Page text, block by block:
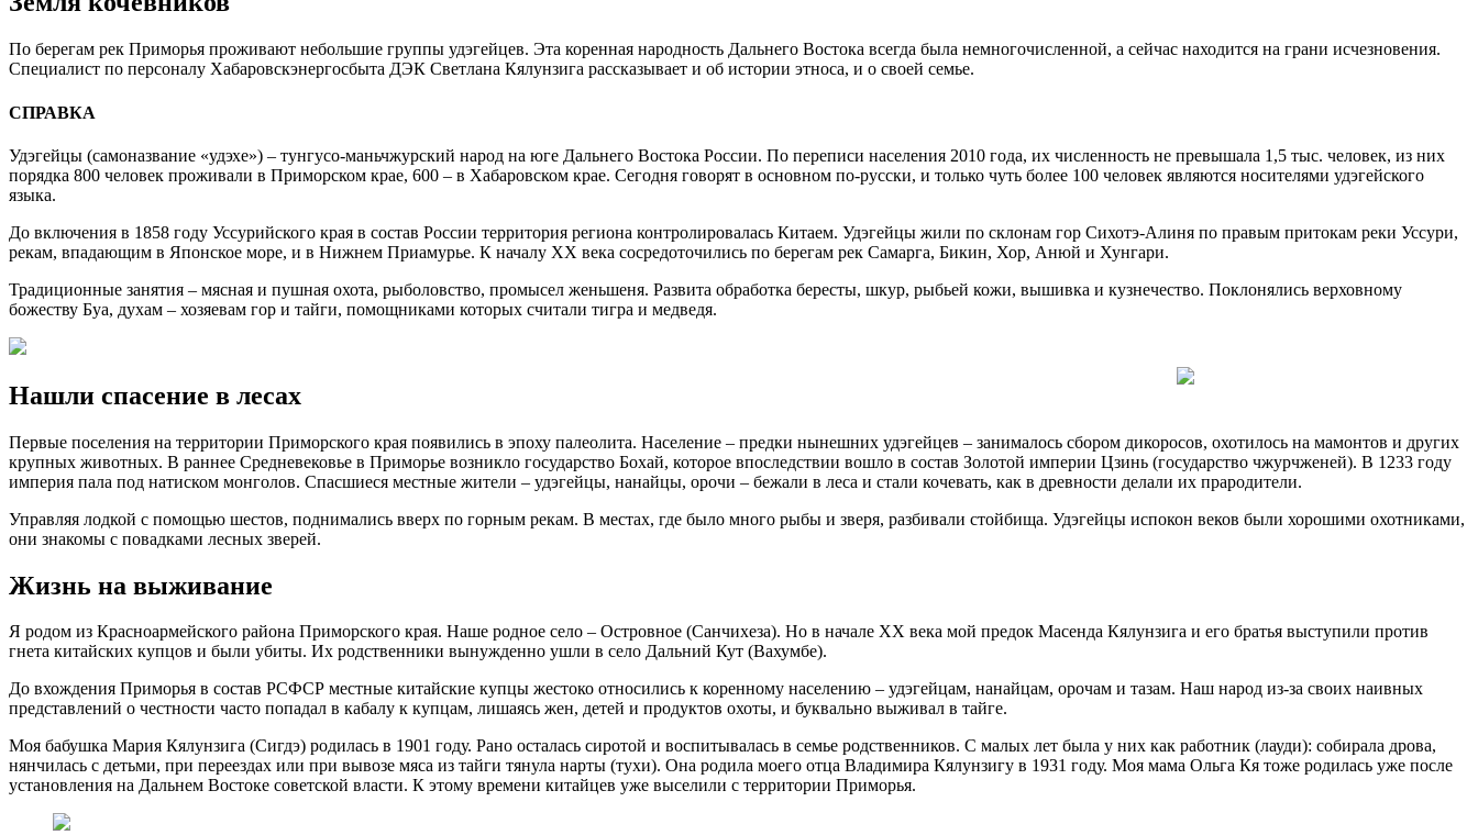
По берегам рек Приморья проживают небольшие группы удэгейцев. Эта коренная народность Дальнего Востока всегда была немногочисленной, а сейчас находится на грани исчезновения.
Специалист по персоналу Хабаровскэнергосбыта ДЭК Светлана Кялунзига рассказывает и об истории этноса, и о своей семье.
СПРАВКА
Удэгейцы (самоназвание «удэхе») – тунгусо-маньчжурский народ на юге Дальнего Востока России. По переписи населения 2010 года, их численность не превышала 1,5 тыс. человек, из них
порядка 800 человек проживали в Приморском крае, 600 – в Хабаровском крае. Сегодня говорят в основном по-русски, и только чуть более 100 человек являются носителями удэгейского
языка.
До включения в 1858 году Уссурийского края в состав России территория региона контролировалась Китаем. Удэгейцы жили по склонам гор Сихотэ-Алиня по правым притокам реки Уссури,
рекам, впадающим в Японское море, и в Нижнем Приамурье. К началу XX века сосредоточились по берегам рек Самарга, Бикин, Хор, Анюй и Хунгари.
Традиционные занятия – мясная и пушная охота, рыболовство, промысел женьшеня. Развита обработка бересты, шкур, рыбьей кожи, вышивка и кузнечество. Поклонялись верховному
божеству Буа, духам – хозяевам гор и тайги, помощниками которых считали тигра и медведя.
Нашли спасение в лесах
Первые поселения на территории Приморского края появились в эпоху палеолита. Население – предки нынешних удэгейцев – занималось сбором дикоросов, охотилось на мамонтов и других
крупных животных. В раннее Средневековье в Приморье возникло государство Бохай, которое впоследствии вошло в состав Золотой империи Цзинь (государство чжурчженей). В 1233 году
империя пала под натиском монголов. Спасшиеся местные жители – удэгейцы, нанайцы, орочи – бежали в леса и стали кочевать, как в древности делали их прародители.
Управляя лодкой с помощью шестов, поднимались вверх по горным рекам. В местах, где было много рыбы и зверя, разбивали стойбища. Удэгейцы испокон веков были хорошими охотниками,
они знакомы с повадками лесных зверей.
Жизнь на выживание
Я родом из Красноармейского района Приморского края. Наше родное село – Островное (Санчихеза). Но в начале ХХ века мой предок Масенда Кялунзига и его братья выступили против
гнета китайских купцов и были убиты. Их родственники вынужденно ушли в село Дальний Кут (Вахумбе).
До вхождения Приморья в состав РСФСР местные китайские купцы жестоко относились к коренному населению – удэгейцам, нанайцам, орочам и тазам. Наш народ из-за своих наивных
представлений о честности часто попадал в кабалу к купцам, лишаясь жен, детей и продуктов охоты, и буквально выживал в тайге.
Моя бабушка Мария Кялунзига (Сигдэ) родилась в 1901 году. Рано осталась сиротой и воспитывалась в семье родственников. С малых лет была у них как работник (лауди): собирала дрова,
нянчилась с детьми, при переездах или при вывозе мяса из тайги тянула нарты (тухи). Она родила моего отца Владимира Кялунзигу в 1931 году. Моя мама Ольга Кя тоже родилась уже после
установления на Дальнем Востоке советской власти. К этому времени китайцев уже выселили с территории Приморья.